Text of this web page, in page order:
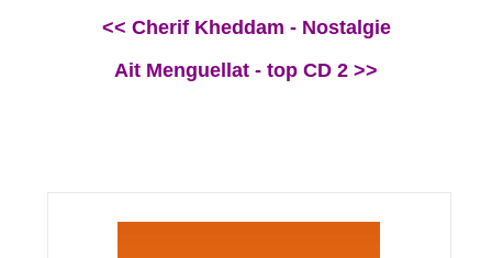
<< Cherif Kheddam - Nostalgie
Ait Menguellat - top CD 2 >>